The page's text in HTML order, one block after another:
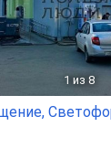
1 из 8